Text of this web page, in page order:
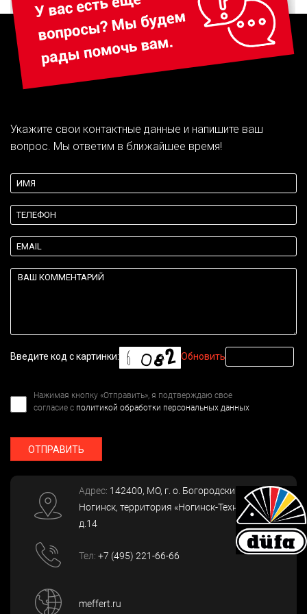
Укажите свои контактные данные и напишите ваш
вопрос. Мы ответим в ближайшее время!
{theme:body}{theme:validation}
Введите код с картинки: Обновить
Нажимая кнопку «Отправить», я подтверждаю свое
согласие с политикой обработки персональных данных
ОТПРАВИТЬ
Адрес: 142400, МО, г. о. Богородский, г.
Ногинск, территория «Ногинск-Технопарк»,
д.14
Тел: +7 (495) 221-66-66
meffert.ru